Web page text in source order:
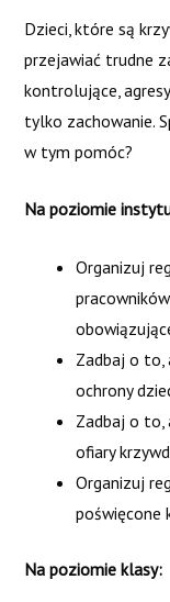
Dzieci, które są
przejawiać trudne
kontrolujące,
tylko zachowanie.
w tym pomóc?
Na poziomie
Organizuj
Zadbaj o to,
ochrony
Zadbaj o to,
ofiary
Organizuj
poświęcone
Na poziomie klasy:
POST
This project has
European